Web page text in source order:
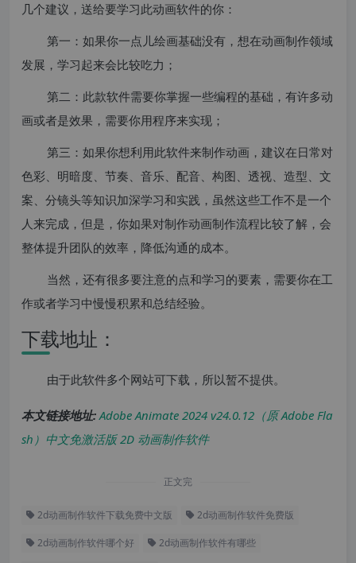
几个建议，送给要学习此动画软件的你：
第一：如果你一点儿绘画基础没有，想在动画制作领域
发展，学习起来会比较吃力；
第二：此款软件需要你掌握一些编程的基础，有许多动
画或者是效果，需要你用程序来实现；
第三：如果你想利用此软件来制作动画，建议在日常对
色彩、明暗度、节奏、音乐、配音、构图、透视、造型、文
案、分镜头等知识加深学习和实践，虽然这些工作不是一个
人来完成，但是，你如果对制作动画制作流程比较了解，会
整体提升团队的效率，降低沟通的成本。
当然，还有很多要注意的点和学习的要素，需要你在工
作或者学习中慢慢积累和总结经验。
下载地址：
由于此软件多个网站可下载，所以暂不提供。
本文链接地址: Adobe Animate 2024 v24.0.12（原 Adobe Fla
sh）中文免激活版 2D 动画制作软件
正文完
2d动画制作软件下载免费中文版 2d动画制作软件免费版
2d动画制作软件哪个好 2d动画制作软件有哪些